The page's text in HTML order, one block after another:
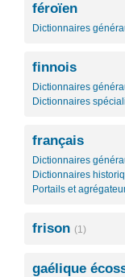
féroïen
Dictionnaires
finnois
Dictionnaires
Dictionnaires
français
Dictionnaires
Dictionnaires
Portails et
frison (1)
gaélique